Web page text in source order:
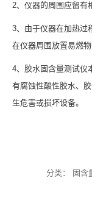
2、仪器的周围应留有
3、由于仪器在加热过
在仪器周围放置易燃物
4、胶水固含量测试仪
有腐蚀性酸性胶水、
生危害或损坏设备。
分类： 固含